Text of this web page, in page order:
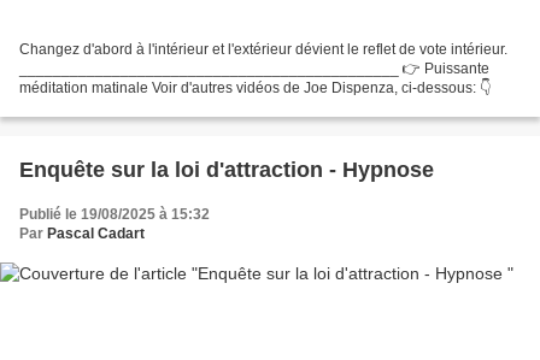
Changez d'abord à l'intérieur et l'extérieur dévient le reflet de vote intérieur.
_____________________________________________ 👉 Puissante
méditation matinale Voir d'autres vidéos de Joe Dispenza, ci-dessous: 👇
Enquête sur la loi d'attraction - Hypnose
Publié le 19/08/2025 à 15:32
Par Pascal Cadart